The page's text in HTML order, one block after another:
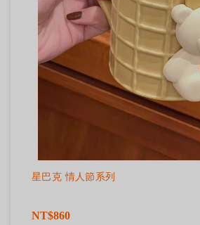
星巴克 情人節系列
NT$860